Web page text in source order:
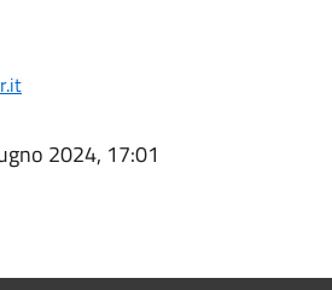
2024, 17:01